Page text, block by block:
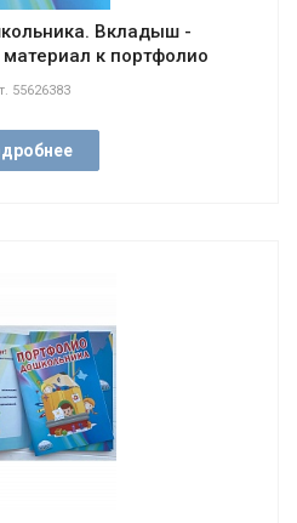
Вкладыш -
к портфолио
55626383